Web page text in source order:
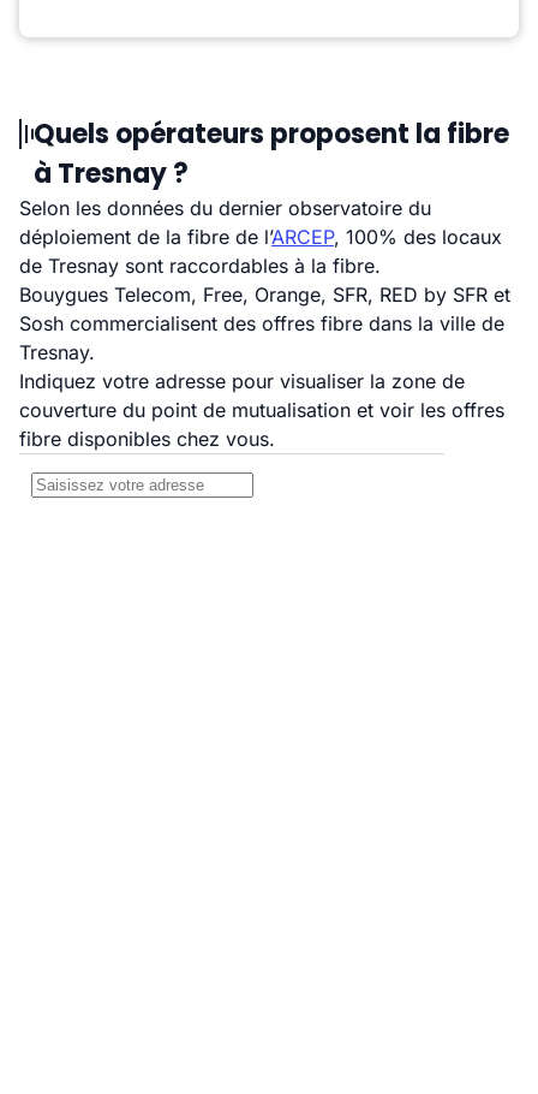
Quels opérateurs proposent la fibre
à Tresnay ?
Selon les données du dernier observatoire du
déploiement de la fibre de l’ARCEP, 100% des locaux
de Tresnay sont raccordables à la fibre.
Bouygues Telecom, Free, Orange, SFR, RED by SFR et
Sosh commercialisent des offres fibre dans la ville de
Tresnay.
Indiquez votre adresse pour visualiser la zone de
couverture du point de mutualisation et voir les offres
fibre disponibles chez vous.